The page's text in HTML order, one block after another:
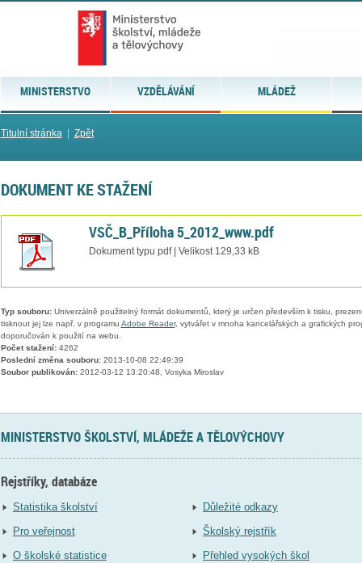
MINISTERSTVO VZDĚLÁVÁNÍ MLÁDEŽ
Titulní stránka| Zpět
DOKUMENT KE STAŽENÍ
VSČ_B_Příloha 5_2012_www.pdf
Dokument typu pdf | Velikost 129,33 kB
Typ souboru:Univerzálně použitelný formát dokumentů, který je určen především k tisku,
tisknout jej lze např. v programu Adobe Reader, vytvářet v mnoha kancelářských a grafických
doporučován k použití na webu.
Počet stažení:4262
Poslední změna souboru:2013-10-08 22:49:39
Soubor publikován:2012-03-12 13:20:48, Vosyka Miroslav
MINISTERSTVO ŠKOLSTVÍ, MLÁDEŽE A TĚLOVÝCHOVY
Rejstříky, databáze
Statistika školství
Pro veřejnost
O školské statistice
Důležité odkazy
Školský rejstřík
Přehled vysokých škol